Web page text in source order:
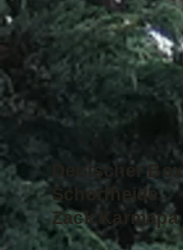
Deutscher
Schorfheide
Zack Karmapa